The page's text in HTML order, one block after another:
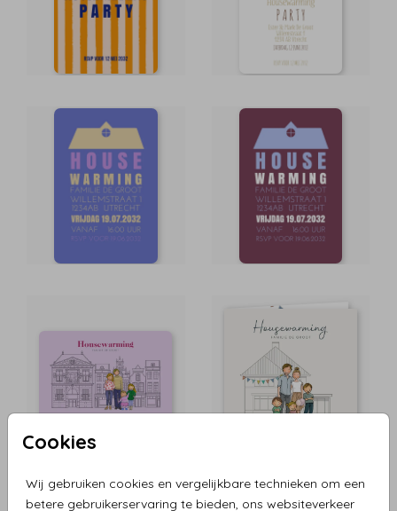
Cookies
Wij gebruiken cookies en vergelijkbare technieken om een
betere gebruikerservaring te bieden, ons websiteverkeer